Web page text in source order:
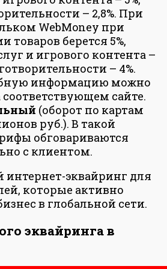
– 2,8%. При
WebMoney при
товаров берется 5%,
и игрового контента –
– 4%.
информацию можно
сайте.
(оборот по картам
руб.). В такой
обговариваются
с клиентом.
эквайринг для
которые активно
в глобальной сети.
эквайринга в